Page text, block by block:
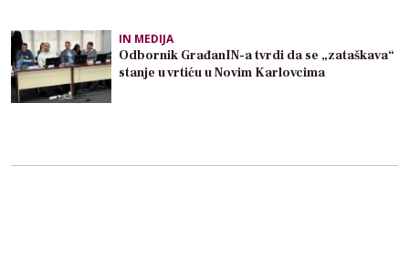
IN MEDIJA
Odbornik GrađanIN-a tvrdi da se „zataškava“
stanje u vrtiću u Novim Karlovcima